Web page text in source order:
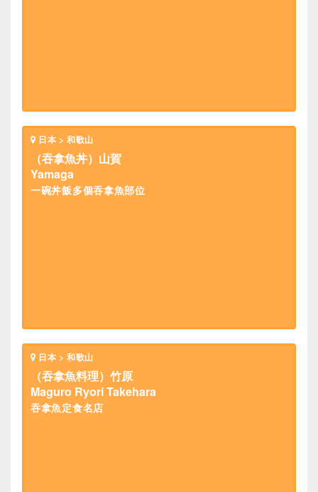
日本 > 和歌山
（吞拿魚丼）山賀
Yamaga
一碗丼飯多個吞拿魚部位
日本 > 和歌山
（吞拿魚料理）竹原
Maguro Ryori Takehara
吞拿魚定食名店